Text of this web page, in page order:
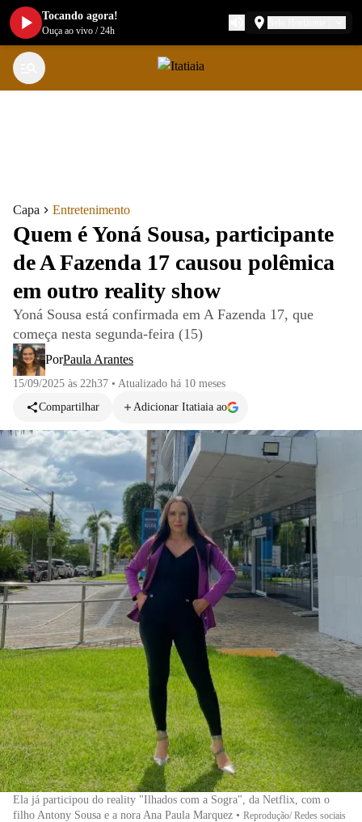
Capa Entretenimento
Quem é Yoná Sousa, participante
de A Fazenda 17 causou polêmica
em outro reality show
Yoná Sousa está confirmada em A Fazenda 17, que
começa nesta segunda-feira (15)
PorPaula Arantes
15/09/2025 às 22h37 • Atualizado há 10 meses
Compartilhar
Adicionar Itatiaia ao
Ela já participou do reality "Ilhados com a Sogra", da Netflix, com o
filho Antony Sousa e a nora Ana Paula Marquez • Reprodução/ Redes sociais
Tocando agora!
Ouça ao vivo /24h